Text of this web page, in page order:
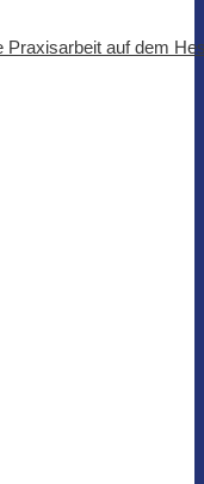
Praxisarbeit auf dem